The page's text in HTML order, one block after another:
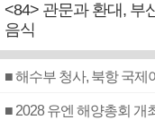
<84> 관문과 환대, 부
음식
■ 해수부 청사, 북항 국제
■ 2028 유엔 해양총회 개